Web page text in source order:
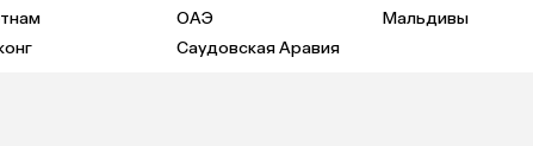
ОАЭ
Мальдивы
Саудовская Аравия